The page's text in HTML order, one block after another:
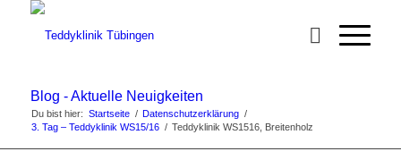
Blog - Aktuelle Neuigkeiten
Du bist hier: Startseite / Datenschutzerklärung /
3. Tag – Teddyklinik WS15/16 / Teddyklinik WS1516, Breitenholz